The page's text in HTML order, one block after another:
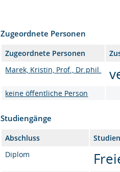
Zugeordnete Personen
Zugeordnete Personen
Marek, Kristin, Prof., Dr.phil.
keine öffentliche Person
Studiengänge
Abschluss
Diplom